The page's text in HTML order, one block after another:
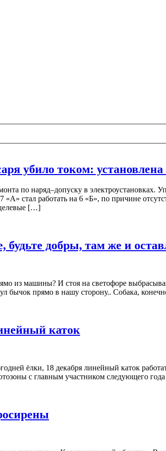
убило током: установлена
по наряд–допуску в
стал работать на 6 «Б», по причине
[…]
будьте добры, там же и
из машины? И стоя на светофоре
бычок прямо в нашу сторону.. Собака,
каток
ёлки, 18 декабря линейный каток
с главным участником следующего